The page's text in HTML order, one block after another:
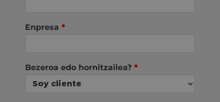
Enpresa *
Bezeroa edo hornitzailea? *